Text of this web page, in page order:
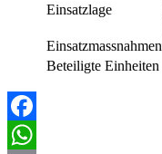
Einsatzlage
Einsatzmassnahmen
Beteiligte Einheiten
Facebook